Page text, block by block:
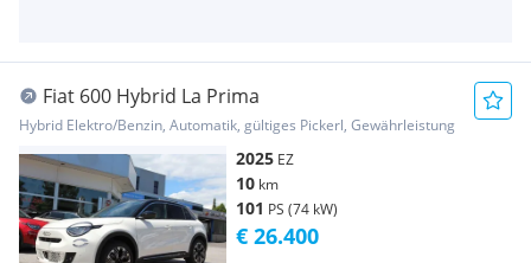
Fiat 600 Hybrid La Prima
Hybrid Elektro/Benzin, Automatik, gültiges Pickerl, Gewährleistung
2025 EZ
10 km
101 PS (74 kW)
€ 26.400